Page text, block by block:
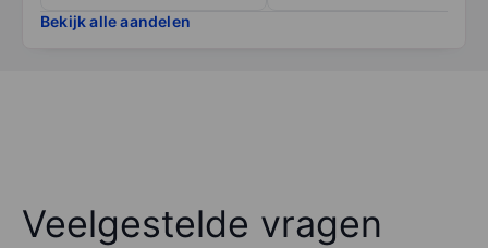
Bekijk alle aandelen
Veelgestelde vragen